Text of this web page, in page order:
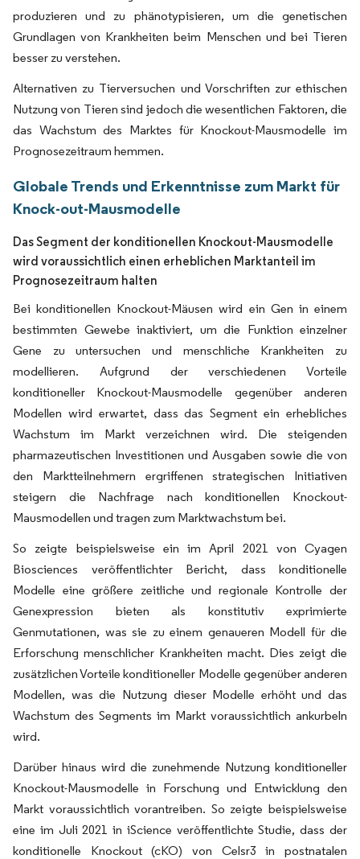
produzieren und zu phänotypisieren, um die genetischen
Grundlagen von Krankheiten beim Menschen und bei Tieren
besser zu verstehen.
Alternativen zu Tierversuchen und Vorschriften zur ethischen
Nutzung von Tieren sind jedoch die wesentlichen Faktoren, die
das Wachstum des Marktes für Knockout-Mausmodelle im
Prognosezeitraum hemmen.
Globale Trends und Erkenntnisse zum Markt für
Knock-out-Mausmodelle
Das Segment der konditionellen Knockout-Mausmodelle
wird voraussichtlich einen erheblichen Marktanteil im
Prognosezeitraum halten
Bei konditionellen Knockout-Mäusen wird ein Gen in einem
bestimmten Gewebe inaktiviert, um die Funktion einzelner
Gene zu untersuchen und menschliche Krankheiten zu
modellieren. Aufgrund der verschiedenen Vorteile
konditioneller Knockout-Mausmodelle gegenüber anderen
Modellen wird erwartet, dass das Segment ein erhebliches
Wachstum im Markt verzeichnen wird. Die steigenden
pharmazeutischen Investitionen und Ausgaben sowie die von
den Marktteilnehmern ergriffenen strategischen Initiativen
steigern die Nachfrage nach konditionellen Knockout-
Mausmodellen und tragen zum Marktwachstum bei.
So zeigte beispielsweise ein im April 2021 von Cyagen
Biosciences veröffentlichter Bericht, dass konditionelle
Modelle eine größere zeitliche und regionale Kontrolle der
Genexpression bieten als konstitutiv exprimierte
Genmutationen, was sie zu einem genaueren Modell für die
Erforschung menschlicher Krankheiten macht. Dies zeigt die
zusätzlichen Vorteile konditioneller Modelle gegenüber anderen
Modellen, was die Nutzung dieser Modelle erhöht und das
Wachstum des Segments im Markt voraussichtlich ankurbeln
wird.
Darüber hinaus wird die zunehmende Nutzung konditioneller
Knockout-Mausmodelle in Forschung und Entwicklung den
Markt voraussichtlich vorantreiben. So zeigte beispielsweise
eine im Juli 2021 in iScience veröffentlichte Studie, dass der
konditionelle Knockout (cKO) von Celsr3 in postnatalen